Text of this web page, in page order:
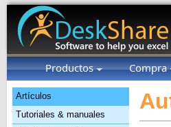
Productos Compra
Artículos
Tutoriales & manuales